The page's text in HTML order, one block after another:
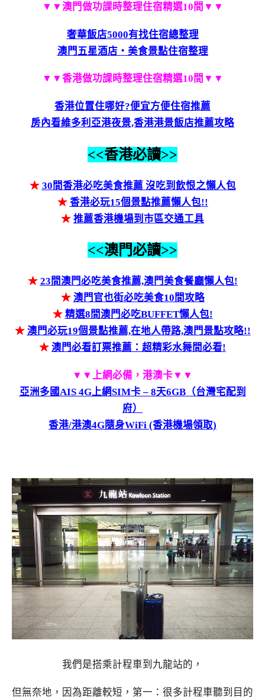
▼▼澳門做功課時整理住宿精選10間▼▼
奢華飯店5000有找住宿總整理
澳門五星酒店‧美食景點住宿整理
▼▼香港做功課時整理住宿精選10間▼▼
香港位置住哪好?便宜方便住宿推薦
房內看維多利亞港夜景,香港港景飯店推薦攻略
<<香港必讀>>
★ 30間香港必吃美食推薦 沒吃到飲恨之懶人包
★ 香港必玩15個景點推薦懶人包!!
★ 推薦香港機場到市區交通工具
<<澳門必讀>>
★ 23間澳門必吃美食推薦,澳門美食餐廳懶人包!
★ 澳門官也街必吃美食10間攻略
★ 精選8間澳門必吃BUFFET懶人包!
★ 澳門必玩19個景點推薦,在地人帶路,澳門景點攻略!!
★ 澳門必看訂票推薦：超精彩水舞間必看!
▼▼上網必備，港澳卡▼▼
亞洲多國AIS 4G上網SIM卡 – 8天6GB（台灣宅配到
府）
香港/港澳4G隨身WiFi (香港機場領取)
我們是搭乘計程車到九龍站的，
但無奈地，因為距離較短，第一：很多計程車聽到目的